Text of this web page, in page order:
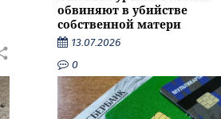
обвиняют в убийстве
собственной матери
13.07.2026
0